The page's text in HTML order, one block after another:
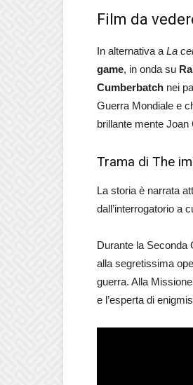
Film da
In alternativa a La
game, in onda su
Cumberbatch nei
Guerra Mondiale e
brillante mente Joan
Trama di The
La storia è narrata
dall’interrogatorio a
Durante la Seconda
alla segretissima
guerra. Alla
e l’esperta di